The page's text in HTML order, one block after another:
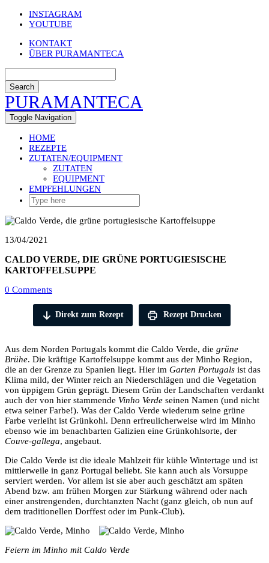
Skip
INSTAGRAM
YOUTUBE
KONTAKT
ÜBER PURAMANTECA
Search
PURAMANTECA
Toggle Navigation
HOME
REZEPTE
ZUTATEN/EQUIPMENT
ZUTATEN
EQUIPMENT
EMPFEHLUNGEN
13/04/2021
CALDO VERDE, DIE GRÜNE PORTUGIESISCHE
KARTOFFELSUPPE
0 Comments
Direkt zum Rezept Rezept Drucken
Aus dem Norden Portugals kommt die Caldo Verde, die grüne
Brühe. Die kräftige Kartoffelsuppe kommt aus der Minho Region,
die an der Grenze zu Spanien liegt. Hier im Garten Portugals ist das
Klima mild, der Winter reich an Niederschlägen und die Vegetation
von üppigem Grün geprägt. Diesem Grün der Landschaften verdankt
auch der von hier stammende Vinho Verde seinen Namen (und nicht
etwa seiner Farbe!). Was der Caldo Verde wiederum seine grüne
Farbe verleiht ist Grünkohl. Denn erfreulicherweise wird im Minho
ebenso wie im benachbarten Galizien eine Grünkohlsorte, der
Couve-gallega, angebaut.
Die Caldo Verde ist die ideale Mahlzeit für kühle Wintertage und ist
mittlerweile in ganz Portugal beliebt. Sie kann auch als Vorsuppe
serviert werden. Vor allem ist sie aber auch geschätzt am späten
Abend bzw. am frühen Morgen zur Stärkung während oder nach
einer anstrengenden, durchtanzten Nacht (ganz gleich, ob nun auf
dem traditionellen Dorffest oder im Punk-Club).
Feiern im Minho mit Caldo Verde